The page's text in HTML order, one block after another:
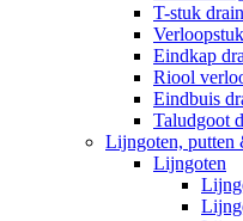
T-stuk
Eindkap
Riool
Eindbuis
Taludgoot
Lijngoten, putten
Lijngoten